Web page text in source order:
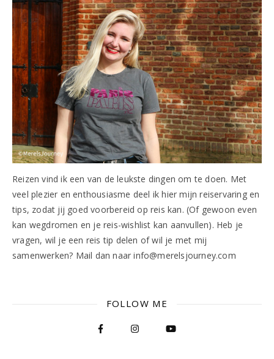
Reizen vind ik een van de leukste dingen om te doen. Met
veel plezier en enthousiasme deel ik hier mijn reiservaring en
tips, zodat jij goed voorbereid op reis kan. (Of gewoon even
kan wegdromen en je reis-wishlist kan aanvullen). Heb je
vragen, wil je een reis tip delen of wil je met mij
samenwerken? Mail dan naar info@merelsjourney.com
FOLLOW ME